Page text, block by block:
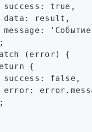
success
: true ,
data
: result ,
message
:
(error) {
{
success
: false ,
error
: error